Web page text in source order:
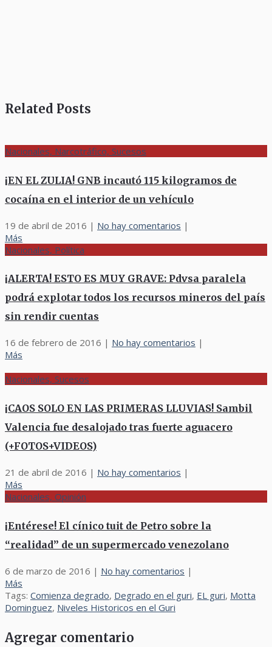
Related Posts
Nacionales, Narcotráfico, Sucesos
¡EN EL ZULIA! GNB incautó 115 kilogramos de
cocaína en el interior de un vehículo
19 de abril de 2016 | No hay comentarios |
Más
Nacionales, Política
¡ALERTA! ESTO ES MUY GRAVE: Pdvsa paralela
podrá explotar todos los recursos mineros del país
sin rendir cuentas
16 de febrero de 2016 | No hay comentarios |
Más
Nacionales, Sucesos
¡CAOS SOLO EN LAS PRIMERAS LLUVIAS! Sambil
Valencia fue desalojado tras fuerte aguacero
(+FOTOS+VIDEOS)
21 de abril de 2016 | No hay comentarios |
Más
Nacionales, Opinión
¡Entérese! El cínico tuit de Petro sobre la
“realidad” de un supermercado venezolano
6 de marzo de 2016 | No hay comentarios |
Más
Tags: Comienza degrado, Degrado en el guri, EL guri, Motta
Dominguez, Niveles Historicos en el Guri
Agregar comentario